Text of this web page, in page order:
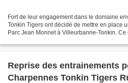
Fort de leur engagement dans le domaine
Tonkin Tigers ont décidé de mettre en place
Parc Jean Monnet à Villeurbanne-Tonkin. Ce
Reprise des entrainements
Charpennes Tonkin Tigers